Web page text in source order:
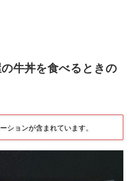
牛丼を食べるときの
ションが含まれています。